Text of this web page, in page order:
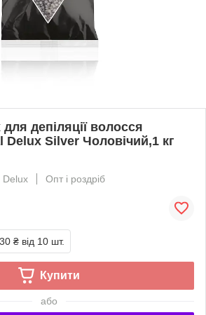
депіляції волосся
Delux Silver Чоловічий,1 кг
Delux
Опт і роздріб
₴ від 10 шт.
Купити
або